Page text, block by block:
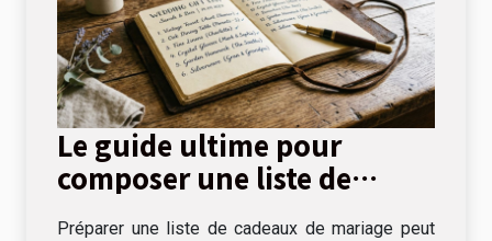
Le guide ultime pour
composer une liste de
cadeaux de mariage
Préparer une liste de cadeaux de mariage peut